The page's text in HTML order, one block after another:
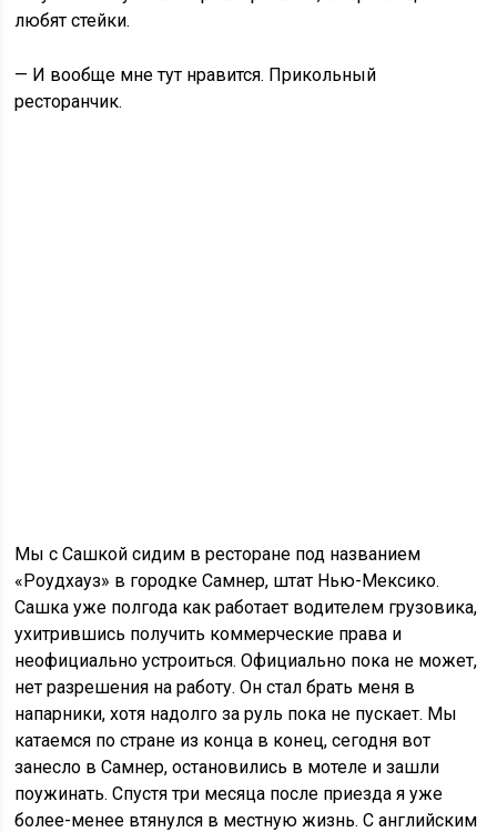
любят стейки.
— И вообще мне тут нравится. Прикольный
ресторанчик.
Мы с Сашкой сидим в ресторане под названием
«Роудхауз» в городке Самнер, штат Нью-Мексико.
Сашка уже полгода как работает водителем грузовика,
ухитрившись получить коммерческие права и
неофициально устроиться. Официально пока не может,
нет разрешения на работу. Он стал брать меня в
напарники, хотя надолго за руль пока не пускает. Мы
катаемся по стране из конца в конец, сегодня вот
занесло в Самнер, остановились в мотеле и зашли
поужинать. Спустя три месяца после приезда я уже
более-менее втянулся в местную жизнь. С английским